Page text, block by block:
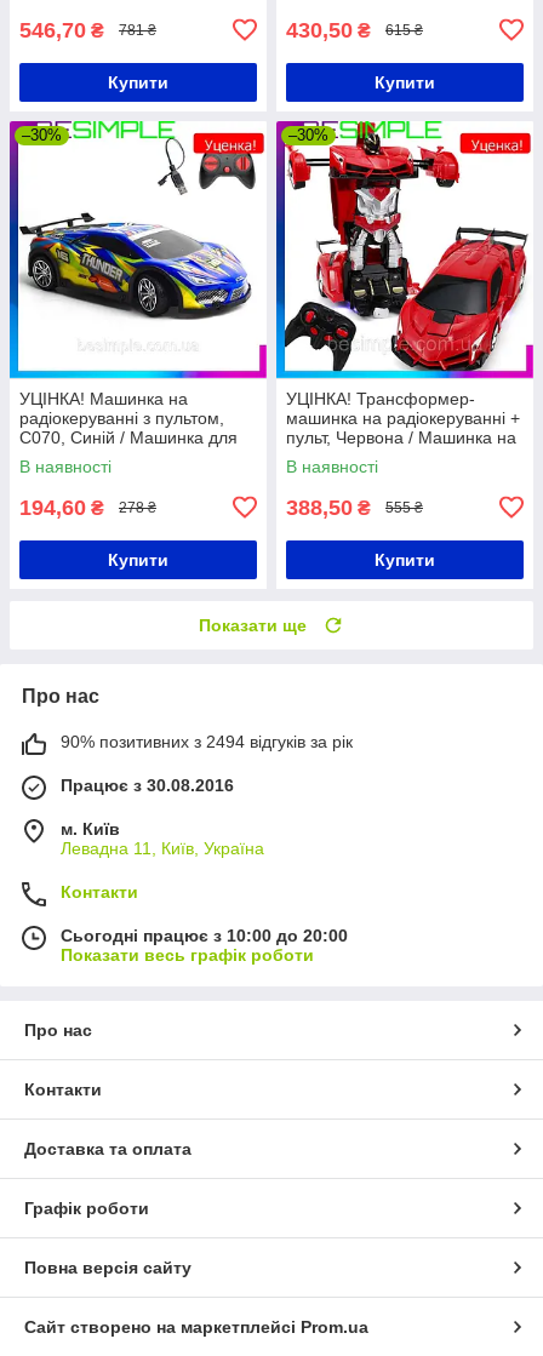
546,70 ₴ 781 ₴
Купити
430,50 ₴ 615 ₴
Купити
–30%
УЦІНКА! Машинка на
радіокеруванні з пультом,
C070, Синій / Машинка для
дріфту з повним приводом /
Акумуляторна машинка
В наявності
194,60 ₴ 278 ₴
Купити
–30%
УЦІНКА! Трансформер-
машинка на радіокеруванні +
пульт, Червона / Машинка на
пульті управління / Іграшкова
машина
В наявності
388,50 ₴ 555 ₴
Купити
Показати ще
Про нас
90% позитивних з 2494 відгуків за рік
Працює з 30.08.2016
м. Київ
Левадна 11, Київ, Україна
Контакти
Сьогодні працює з 10:00 до 20:00
Показати весь графік роботи
Про нас
Контакти
Доставка та оплата
Графік роботи
Повна версія сайту
Сайт створено на маркетплейсі Prom.ua